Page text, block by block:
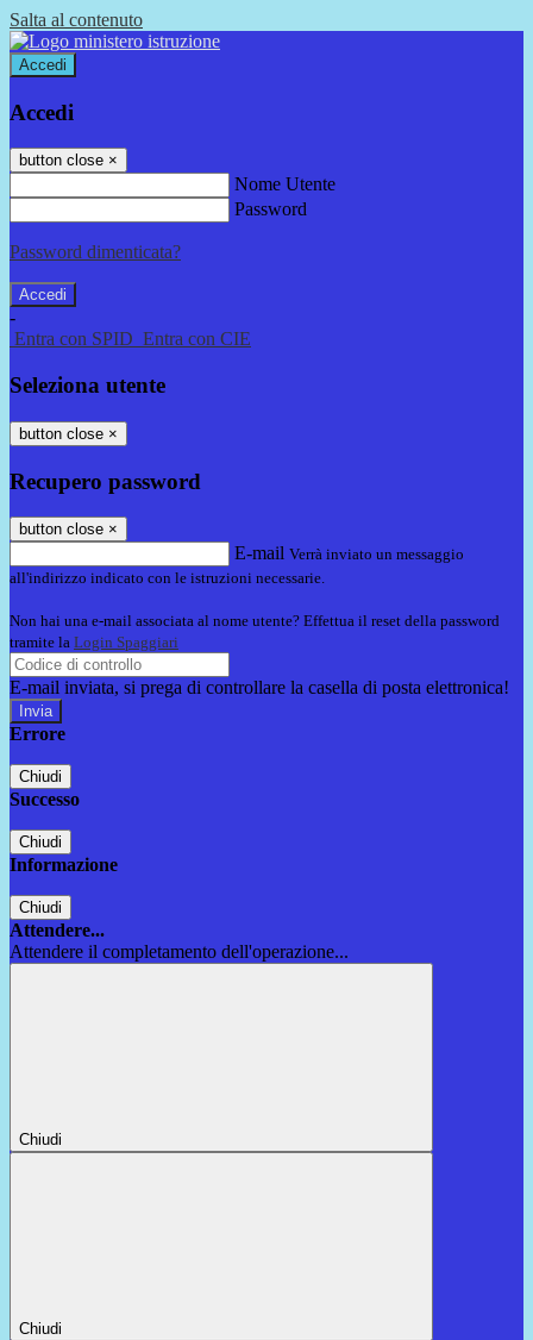
Salta al contenuto
Accedi
Accedi
button close ×
Nome Utente
Password
Password dimenticata?
-
Entra con SPID Entra con CIE
Seleziona utente
button close ×
Recupero password
button close ×
E-mail Verrà inviato un messaggio
all'indirizzo indicato con le istruzioni necessarie.
Non hai una e-mail associata al nome utente? Effettua il reset della password
tramite la Login Spaggiari
E-mail inviata, si prega di controllare la casella di posta elettronica!
Errore
Chiudi
Successo
Chiudi
Informazione
Chiudi
Attendere...
Attendere il completamento dell'operazione...
Chiudi
Chiudi